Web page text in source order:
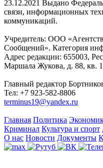
23.12.2021 Выдано
связи, информационных
коммуникаций.
Учредитель: ООО
Сообщений». Категория
Адрес редакции: 655003,
Маршала Жукова, д. 88, кв.
Главный редактор
Тел: +7 923-582-8806
terminus19@yandex.ru
Главная Политика
Криминал Культура и спорт
О нас Новости Документы